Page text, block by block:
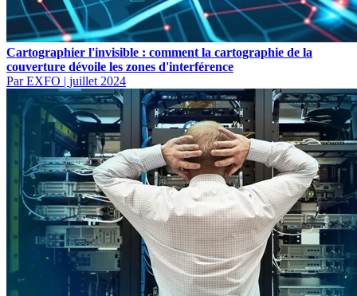
Cartographier l'invisible : comment la cartographie de la
couverture dévoile les zones d'interférence
Par EXFO | juillet 2024